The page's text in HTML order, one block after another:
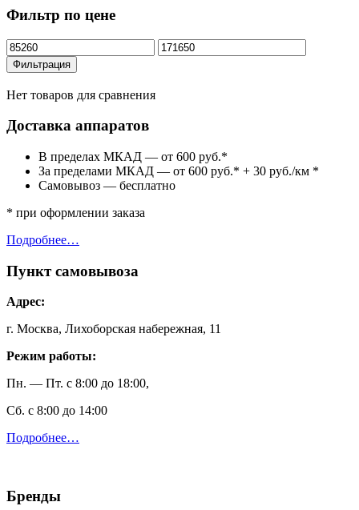
Фильтр по цене
Минимальная
цена
Максимальная
цена
Фильтрация
Нет товаров для сравнения
Доставка аппаратов
В пределах МКАД — от 600 руб.*
За пределами МКАД — от 600 руб.* + 30 руб./км *
Самовывоз — бесплатно
* при оформлении заказа
Подробнее…
Пункт самовывоза
Адрес:
г. Москва, Лихоборская набережная, 11
Режим работы:
Пн. — Пт. с 8:00 до 18:00,
Сб. с 8:00 до 14:00
Подробнее…
Бренды